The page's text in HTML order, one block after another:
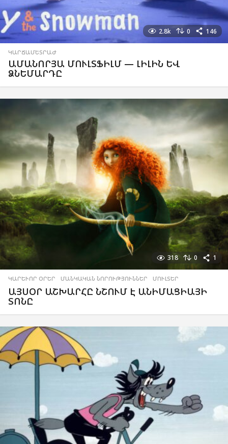
2.8k 0 146
ԿԱՐՃԱՄԵՏՐԱԺ
ԱՄԱՆՈՐՅԱ ՄՈՒԼՏՖԻԼՄ — ԼԻԼԻՆ ԵՎ
ՁՆԵՄԱՐԴԸ
318 0 1
ԿԱՐԵՒՈՐ ՕՐԵՐ ,ՄԱՆԿԱԿԱՆ ՆՈՐՈՒԹՅՈՒՆՆԵՐ ,ՄՈՒԼՏԵՐ
ԱՅՍՕՐ ԱՇԽԱՐՀԸ ՆՇՈՒՄ Է ԱՆԻՄԱՑԻԱՅԻ
ՏՈՆԸ